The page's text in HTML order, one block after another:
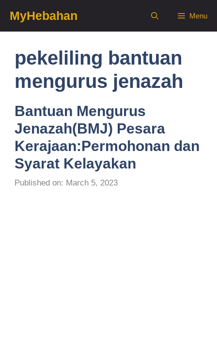
content
MyHebahan Menu
pekeliling bantuan
mengurus jenazah
Bantuan Mengurus
Jenazah(BMJ) Pesara
Kerajaan:Permohonan dan
Syarat Kelayakan
Published on: March 5, 2023